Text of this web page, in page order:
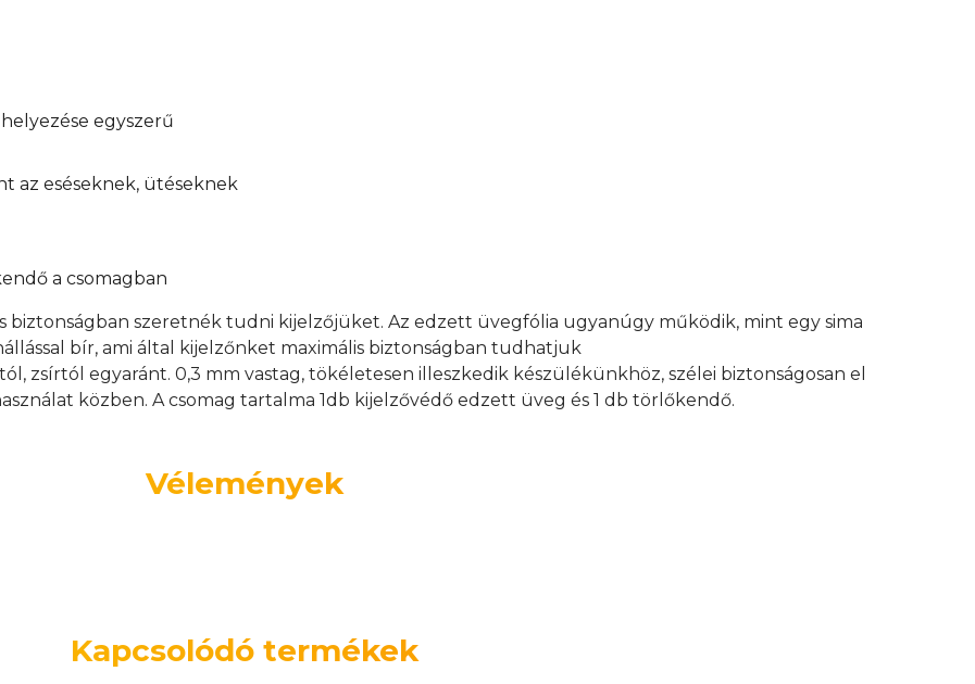
egyszerű
az eséseknek, ütéseknek
a csomagban
biztonságban szeretnék tudni kijelzőjüket. Az edzett üvegfólia ugyanúgy működik, mint egy sima
bír, ami által kijelzőnket maximális biztonságban tudhatjuk
zsírtól egyaránt. 0,3 mm vastag, tökéletesen illeszkedik készülékünkhöz, szélei biztonságosan el
közben. A csomag tartalma 1db kijelzővédő edzett üveg és 1 db törlőkendő.
Vélemények
Kapcsolódó termékek